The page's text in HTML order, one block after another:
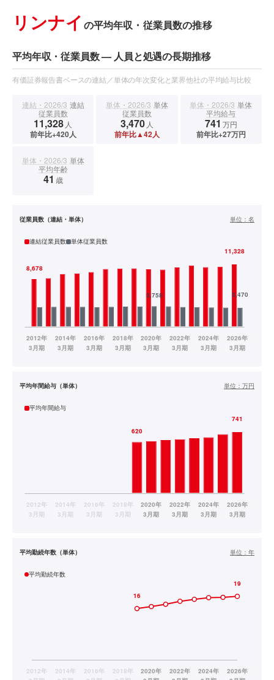
リンナイ の平均年収・従業員数の推移
平均年収・従業員数 — 人員と処遇の長期推移
有価証券報告書ベースの連結／単体の年次変化と業界他社の平均給与比較
連結・2026/3 連結
従業員数
11,328 人
前年比+420人
単体・2026/3 単体
従業員数
3,470 人
前年比▲42人
単体・2026/3 単体
平均給与
741 万円
前年比+27万円
単体・2026/3 単体
平均年齢
41 歳
従業員数（連結・単体） 単位： 名
連結従業員数 単体従業員数
平均年間給与（単体） 単位： 万円
平均年間給与
平均勤続年数（単体） 単位： 年
平均勤続年数